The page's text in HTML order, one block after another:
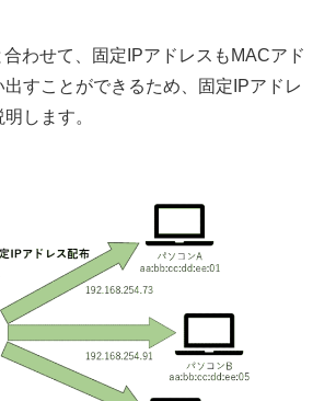
わせて、固定IPアドレスもMACアド
出すことができるため、固定IPアドレ
します。